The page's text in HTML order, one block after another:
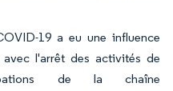
19 a eu une influence
l'arrêt des activités de
de la chaîne